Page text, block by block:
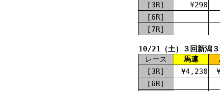
[3R]
¥290
[6R]
[7R]
10/21（土）３回新潟
レース
馬連
[3R]
¥4,230
[6R]